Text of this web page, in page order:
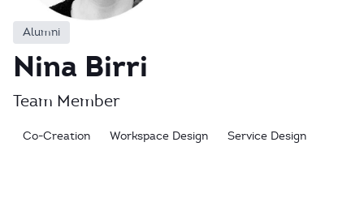
Alumni
Nina Birri
Team Member
Co-Creation Workspace Design Service Design